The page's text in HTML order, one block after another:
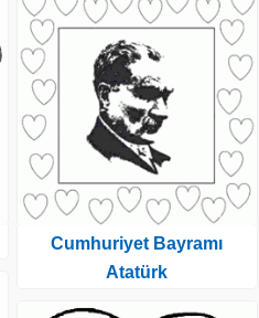
Cumhuriyet Bayramı
Atatürk